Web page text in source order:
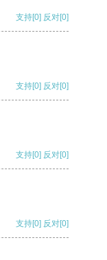
支持[0] 反对[0]
支持[0] 反对[0]
支持[0] 反对[0]
支持[0] 反对[0]